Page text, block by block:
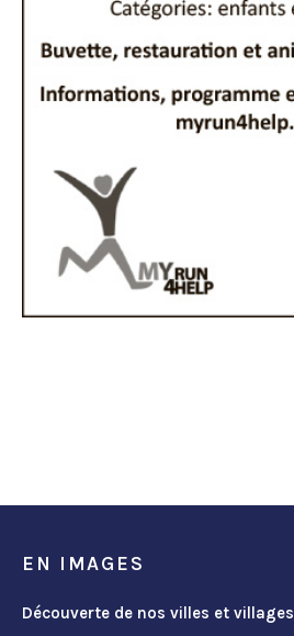
EN IMAGES
Découverte de nos villes et villages